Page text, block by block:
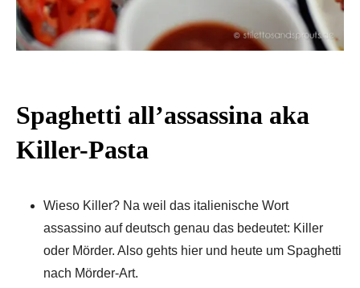
Spaghetti all’assassina aka
Killer-Pasta
Wieso Killer? Na weil das italienische Wort
assassino auf deutsch genau das bedeutet: Killer
oder Mörder. Also gehts hier und heute um Spaghetti
nach Mörder-Art.